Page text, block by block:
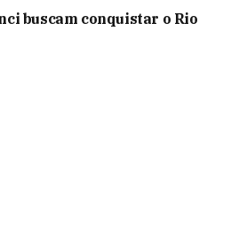
buscam conquistar o Rio